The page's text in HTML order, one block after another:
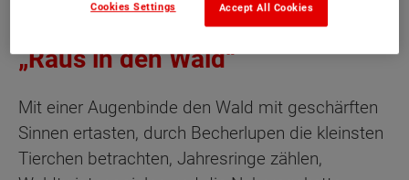
Mit dem Entdecker-Rucksack
„Raus in den Wald“
Mit einer Augenbinde den Wald mit geschärften
Sinnen ertasten, durch Becherlupen die kleinsten
Tierchen betrachten, Jahresringe zählen,
Accept All Cookies
Cookies Settings